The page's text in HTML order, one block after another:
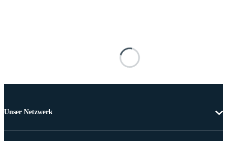
Unser Netzwerk